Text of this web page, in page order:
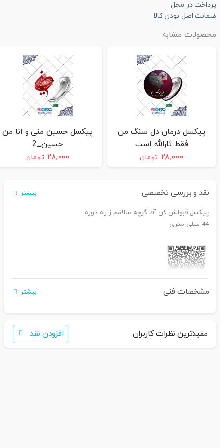
پرداخت در محل
ضمانت اصل بودن کالا
محصولات مشابه
پیکسل درمان دل سنگ من
فقط ثارالله است
۲۸,۰۰۰ تومان
پیکسل حسین منی و انا من
حسین_2
۲۸,۰۰۰ تومان
نقد و بررسی تخصصی بیشتر
پیکسل قبولش کن آقا گرچه سلامم ز راه دوره
44 میلی متری
اگر برای خرید تمایل به عضویت در سایت ندارید،
مشخصات فنی بیشتر
مفیدترین نظرات کاربران افزودن نقد